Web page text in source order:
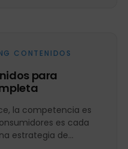
CONTENIDOS
para
la competencia es
es cada
estrategia de...